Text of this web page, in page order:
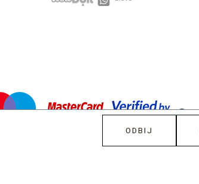
ODBIJ